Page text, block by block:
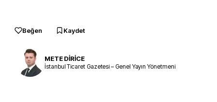
Beğen Kaydet
METE DİRİCE
İstanbul Ticaret Gazetesi – Genel Yayın Yönetmeni